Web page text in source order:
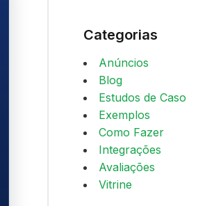
Categorias
Anúncios
Blog
Estudos de Caso
Exemplos
Como Fazer
Integrações
Avaliações
Vitrine